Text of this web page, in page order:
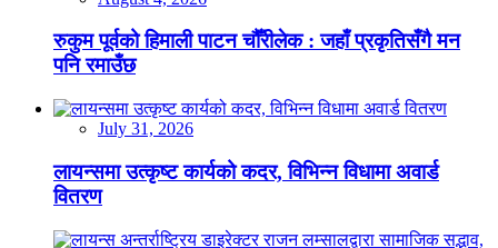
रुकुम पूर्वको हिमाली पाटन चौँरीलेक : जहाँ प्रकृतिसँगै मन
पनि रमाउँछ
July 31, 2026
लायन्समा उत्कृष्ट कार्यको कदर, विभिन्न विधामा अवार्ड
वितरण